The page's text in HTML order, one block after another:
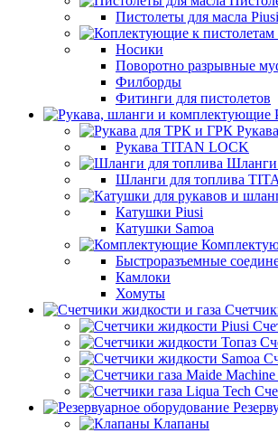
Пистолеты для масла Piusi
Носики
Поворотно разрывные
Филборды
Фитинги для пистолетов
Рукава TITAN LOCK
Шланги
Шланги для топлива
Катушки Piusi
Катушки Samoa
Быстроразъемные
Камлоки
Хомуты
Клапаны